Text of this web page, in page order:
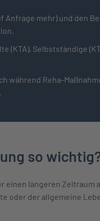
Anfrage mehr) und den
(KTA), Selbstständige
während Reha-
so
einen längeren Zeitraum
oder der allgemeine